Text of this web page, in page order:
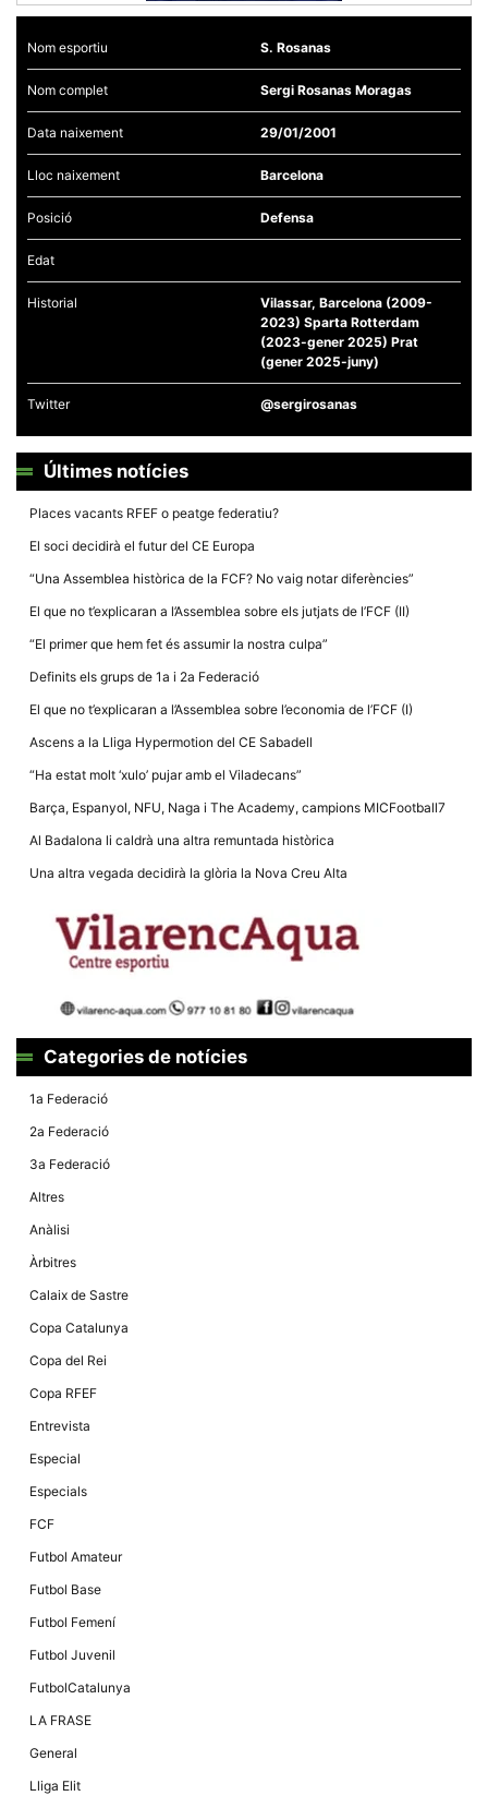
Nom esportiu S. Rosanas
Nom complet Sergi Rosanas Moragas
Data naixement 29/01/2001
Lloc naixement Barcelona
Posició Defensa
Edat
Historial
Vilassar, Barcelona (2009-
2023) Sparta Rotterdam
(2023-gener 2025) Prat
(gener 2025-juny)
Twitter @sergirosanas
Últimes notícies
Places vacants RFEF o peatge federatiu?
El soci decidirà el futur del CE Europa
“Una Assemblea històrica de la FCF? No vaig notar diferències”
El que no t’explicaran a l’Assemblea sobre els jutjats de l’FCF (II)
“El primer que hem fet és assumir la nostra culpa”
Definits els grups de 1a i 2a Federació
El que no t’explicaran a l’Assemblea sobre l’economia de l’FCF (I)
Ascens a la Lliga Hypermotion del CE Sabadell
“Ha estat molt ‘xulo’ pujar amb el Viladecans”
Barça, Espanyol, NFU, Naga i The Academy, campions MICFootball7
Al Badalona li caldrà una altra remuntada històrica
Una altra vegada decidirà la glòria la Nova Creu Alta
Categories de notícies
1a Federació
2a Federació
3a Federació
Altres
Anàlisi
Àrbitres
Calaix de Sastre
Copa Catalunya
Copa del Rei
Copa RFEF
Entrevista
Especial
Especials
FCF
Futbol Amateur
Futbol Base
Futbol Femení
Futbol Juvenil
FutbolCatalunya
LA FRASE
General
Lliga Elit
Necessàries
són
opcionals,
són
tècnic de la
Estadístiques
Recopilem
dades
estadístiques
la funcionalitat
d'usuari
components
dades en el seu
permeten que el
bé com sigui
rebutja
cookies
funcionalitats
els teus
navegues pel